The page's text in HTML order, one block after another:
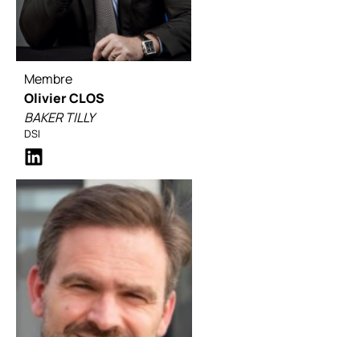
Membre
Olivier CLOS
BAKER TILLY
DSI